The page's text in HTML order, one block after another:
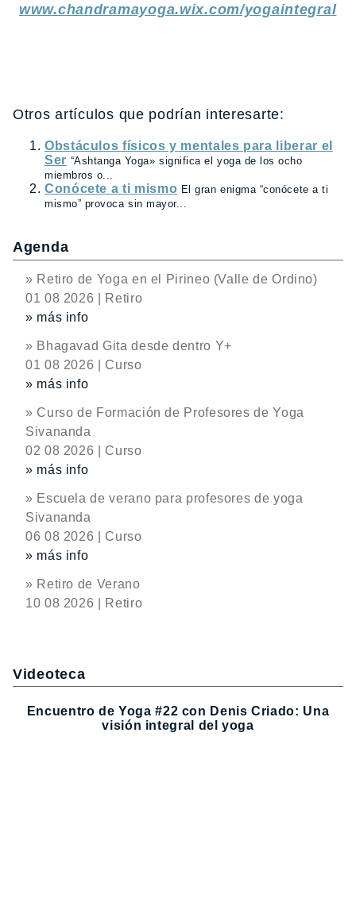
www.chandramayoga.wix.com/yogaintegral
Otros artículos que podrían interesarte:
Obstáculos físicos y mentales para liberar el
Ser “Ashtanga Yoga» significa el yoga de los ocho
miembros o...
Conócete a ti mismo El gran enigma “conócete a ti
mismo” provoca sin mayor...
Agenda
» Retiro de Yoga en el Pirineo (Valle de Ordino)
01 08 2026 | Retiro
» más info
» Bhagavad Gita desde dentro Y+
01 08 2026 | Curso
» más info
» Curso de Formación de Profesores de Yoga
Sivananda
02 08 2026 | Curso
» más info
» Escuela de verano para profesores de yoga
Sivananda
06 08 2026 | Curso
» más info
» Retiro de Verano
10 08 2026 | Retiro
Videoteca
Encuentro de Yoga #22 con Denis Criado: Una
visión integral del yoga